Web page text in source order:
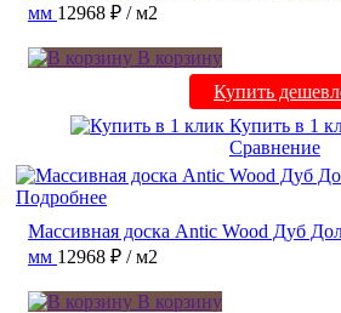
мм 12968 ₽ / м2
В корзину
Купить
Купить в 1
Сравнение
Подробнее
Массивная доска Antic Wood Дуб
мм 12968 ₽ / м2
В корзину